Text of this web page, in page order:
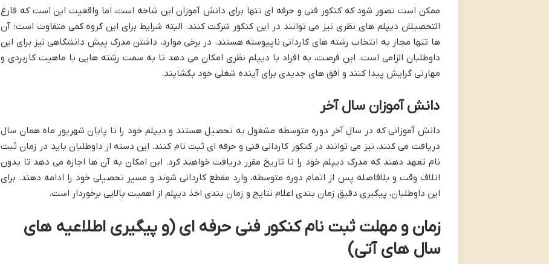
ممکن است تصور شود که کنکور فنی و حرفه ای تنها برای دانش آموزان این شاخه است، اما واقعیت این است که فارغ
التحصیلان دیپلم های نظری نیز می توانند در این کنکور شرکت کنند. البته شرایط برای این گروه کمی متفاوت است؛ آن
ها تنها مجاز به انتخاب رشته های کاردانی ناپیوسته هستند. در برخی موارد، داشتن مدرک پیش دانشگاهی نیز برای این
داوطلبان الزامی است. این فرصت، به افراد با دیپلم نظری امکان می دهد تا به سمت رشته هایی با ماهیت کاربردی و
مهارتی گرایش پیدا کنند و افق های جدیدی برای آینده شغلی خود بگشایند.
دانش آموزان سال آخر
دانش آموزانی که در سال آخر دوره متوسطه مشغول به تحصیل هستند و دیپلم خود را تا پایان شهریور ماه همان سال
دریافت می کنند، نیز می توانند در کنکور کاردانی فنی و حرفه ای ثبت نام کنند. این دسته از داوطلبان باید در زمان ثبت
نام تعهد دهند که مدرک دیپلم خود را تا تاریخ مقرر دریافت خواهند کرد. این امکان به آن ها اجازه می دهد تا بدون
اتلاف وقت و بلافاصله پس از اتمام دوره متوسطه، وارد مقطع کاردانی شوند و مسیر تحصیلی خود را ادامه دهند. برای
این داوطلبان، پیگیری دقیق زمان بندی اعلام نتایج و زمان بندی اخذ دیپلم از اهمیت بالایی برخوردار است.
زمان و مهلت ثبت نام کنکور فنی حرفه ای (و پیگیری اطلاعیه های
سال های آتی)